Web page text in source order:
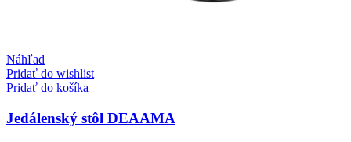
Náhľad
Pridať do wishlist
Pridať do košíka
Jedálenský stôl DEAAMA